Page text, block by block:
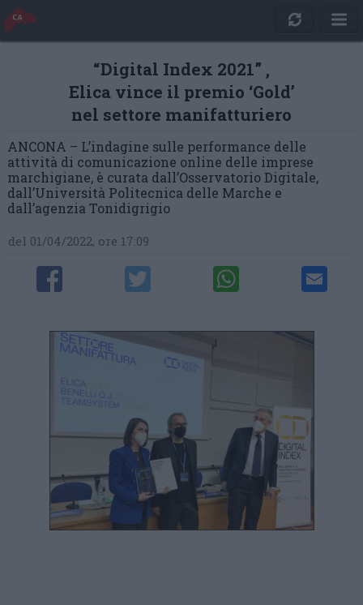
“Digital Index 2021” ,
Elica vince il premio ‘Gold’
nel settore manifatturiero
ANCONA – L’indagine sulle performance delle
attività di comunicazione online delle imprese
marchigiane, è curata dall’Osservatorio Digitale,
dall’Università Politecnica delle Marche e
dall’agenzia Tonidigrigio
del 01/04/2022, ore 17:09